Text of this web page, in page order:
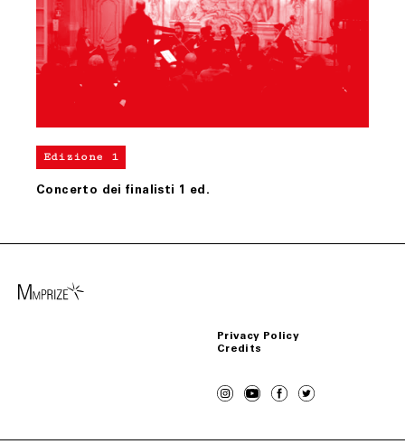
Edizione 1
Concerto dei finalisti 1 ed.
Privacy Policy
Credits